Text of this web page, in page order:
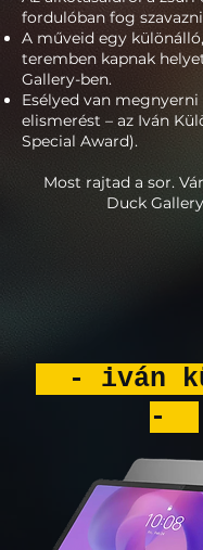
fordulóban fog
A műveid egy
teremben kapnak
Gallery-ben.
Esélyed van
elismerést – az Iván
Special Award).
Most rajtad a sor.
Duck
- iván
-